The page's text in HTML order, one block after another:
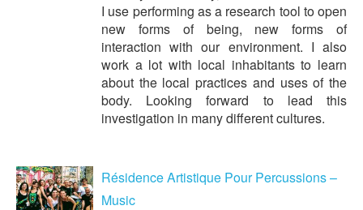
I use performing as a research tool to open
new forms of being, new forms of
interaction with our environment. I also
work a lot with local inhabitants to learn
about the local practices and uses of the
body. Looking forward to lead this
investigation in many different cultures.
Résidence Artistique Pour Percussions –
Music